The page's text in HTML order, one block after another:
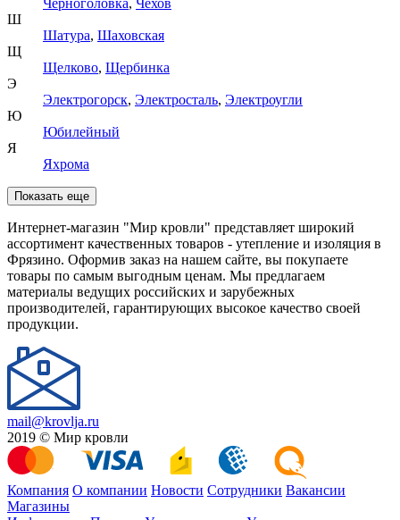
Ш
Шатура, Шаховская
Щ
Щелково, Щербинка
Э
Электрогорск, Электросталь, Электроугли
Ю
Юбилейный
Я
Яхрома
Показать еще
Интернет-магазин "Мир кровли" представляет широкий
ассортимент качественных товаров - утепление и изоляция в
Фрязино. Оформив заказ на нашем сайте, вы покупаете
товары по самым выгодным ценам. Мы предлагаем
материалы ведущих российских и зарубежных
производителей, гарантирующих высокое качество своей
продукции.
mail@krovlja.ru
2019 © Мир кровли
Компания О компании Новости Сотрудники Вакансии
Магазины